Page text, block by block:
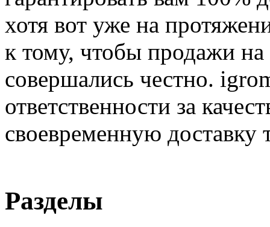
хотя вот уже на
к тому, чтобы продажи
совершались честно.
ответственности за
своевременную доставку
Разделы